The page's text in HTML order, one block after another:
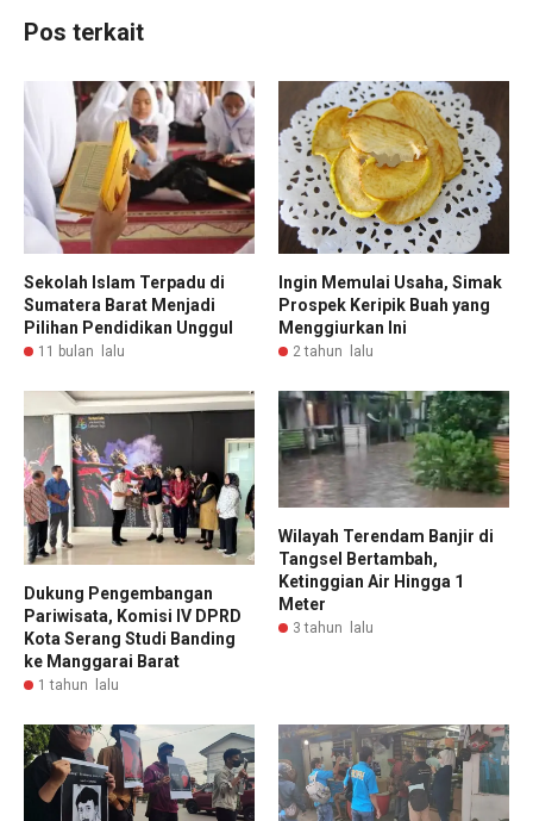
Pos terkait
Sekolah Islam Terpadu di
Sumatera Barat Menjadi
Pilihan Pendidikan Unggul
11 bulan lalu
Ingin Memulai Usaha, Simak
Prospek Keripik Buah yang
Menggiurkan Ini
2 tahun lalu
Dukung Pengembangan
Pariwisata, Komisi IV DPRD
Kota Serang Studi Banding
ke Manggarai Barat
1 tahun lalu
Wilayah Terendam Banjir di
Tangsel Bertambah,
Ketinggian Air Hingga 1
Meter
3 tahun lalu